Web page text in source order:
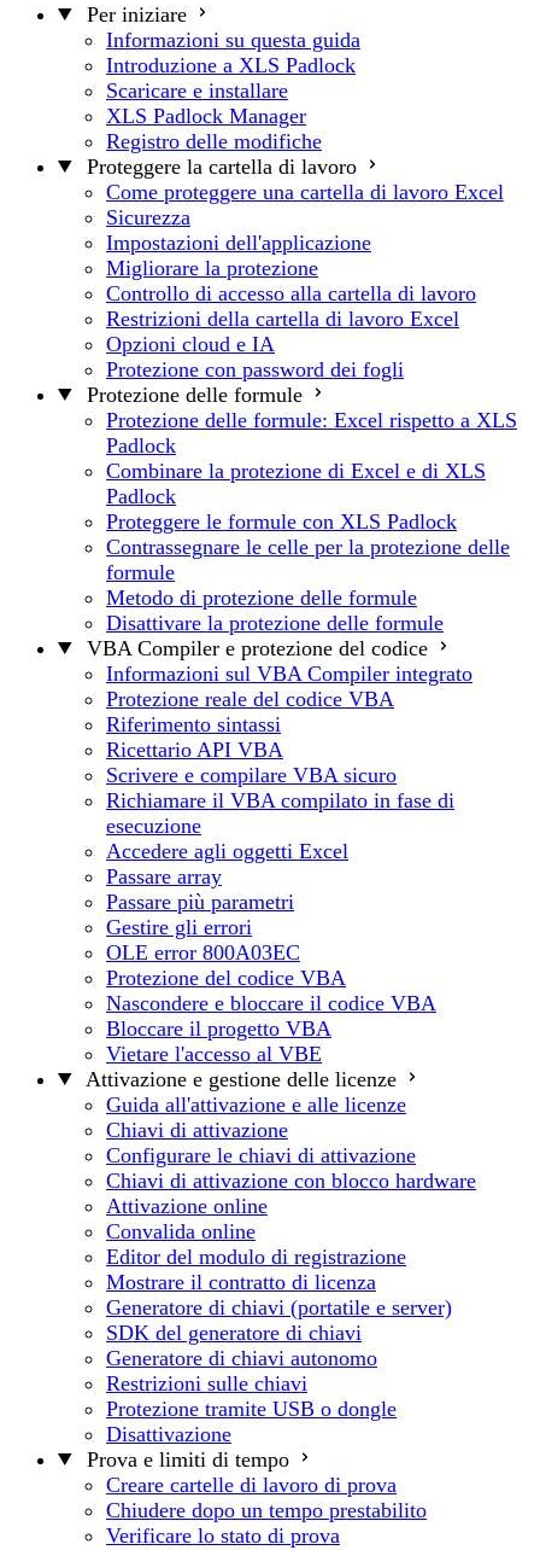
Per iniziare
Informazioni su questa guida
Introduzione a XLS Padlock
Scaricare e installare
XLS Padlock Manager
Registro delle modifiche
Proteggere la cartella di lavoro
Come proteggere una cartella di lavoro Excel
Sicurezza
Impostazioni dell'applicazione
Migliorare la protezione
Controllo di accesso alla cartella di lavoro
Restrizioni della cartella di lavoro Excel
Opzioni cloud e IA
Protezione con password dei fogli
Protezione delle formule
Protezione delle formule: Excel rispetto a XLS
Padlock
Combinare la protezione di Excel e di XLS
Padlock
Proteggere le formule con XLS Padlock
Contrassegnare le celle per la protezione delle
formule
Metodo di protezione delle formule
Disattivare la protezione delle formule
VBA Compiler e protezione del codice
Informazioni sul VBA Compiler integrato
Protezione reale del codice VBA
Riferimento sintassi
Ricettario API VBA
Scrivere e compilare VBA sicuro
Richiamare il VBA compilato in fase di
esecuzione
Accedere agli oggetti Excel
Passare array
Passare più parametri
Gestire gli errori
OLE error 800A03EC
Protezione del codice VBA
Nascondere e bloccare il codice VBA
Bloccare il progetto VBA
Vietare l'accesso al VBE
Attivazione e gestione delle licenze
Guida all'attivazione e alle licenze
Chiavi di attivazione
Configurare le chiavi di attivazione
Chiavi di attivazione con blocco hardware
Attivazione online
Convalida online
Editor del modulo di registrazione
Mostrare il contratto di licenza
Generatore di chiavi (portatile e server)
SDK del generatore di chiavi
Generatore di chiavi autonomo
Restrizioni sulle chiavi
Protezione tramite USB o dongle
Disattivazione
Prova e limiti di tempo
Creare cartelle di lavoro di prova
Chiudere dopo un tempo prestabilito
Verificare lo stato di prova